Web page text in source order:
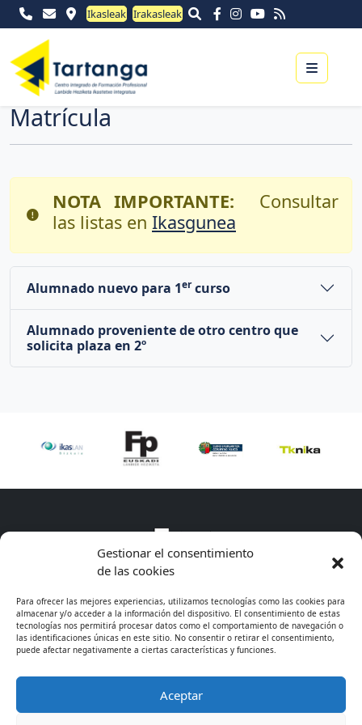
Gestionar el consentimiento
de las cookies
Para ofrecer las mejores experiencias, utilizamos tecnologías como las cookies para
almacenar y/o acceder a la información del dispositivo. El consentimiento de estas
tecnologías nos permitirá procesar datos como el comportamiento de navegación o
las identificaciones únicas en este sitio. No consentir o retirar el consentimiento,
puede afectar negativamente a ciertas características y funciones.
Aceptar
Ikasleak Irakasleak
Menu
Matrícula
NOTA IMPORTANTE: Consultar
las listas en Ikasgunea
Alumnado nuevo para 1ercurso
Alumnado proveniente de otro centro que
solicita plaza en 2º
* Excepto cursos de especialización